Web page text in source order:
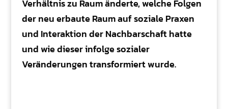
Verhältnis zu Raum änderte, welche Folgen
der neu erbaute Raum auf soziale Praxen
und Interaktion der Nachbarschaft hatte
und wie dieser infolge sozialer
Veränderungen transformiert wurde.